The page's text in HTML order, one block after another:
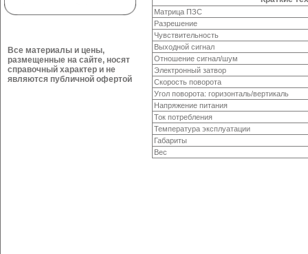
Все материалы и цены,
размещенные на сайте, носят
справочный характер и не
являются публичной офертой
Матрица ПЗС
Разрешение
Чувствительность
Выходной сигнал
Отношение сигнал/шум
Электронный затвор
Скорость поворота
Угол поворота: горизонталь/вертикаль
Напряжение питания
Ток потребления
Температура эксплуатации
Габариты
Вес